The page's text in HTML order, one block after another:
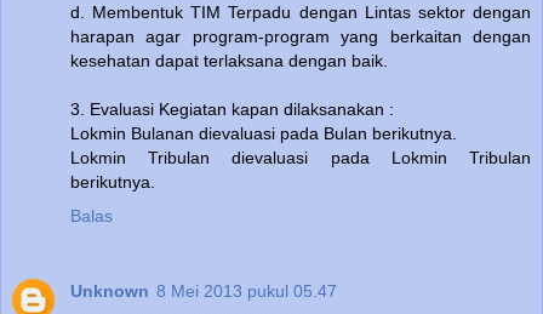
d. Membentuk TIM Terpadu dengan Lintas sektor dengan
harapan agar program-program yang berkaitan dengan
kesehatan dapat terlaksana dengan baik.
3. Evaluasi Kegiatan kapan dilaksanakan :
Lokmin Bulanan dievaluasi pada Bulan berikutnya.
Lokmin Tribulan dievaluasi pada Lokmin Tribulan
berikutnya.
Balas
Unknown 8 Mei 2013 pukul 05.47